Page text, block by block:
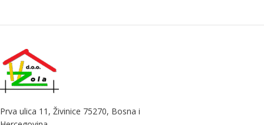
Prva ulica 11, Živinice 75270, Bosna i